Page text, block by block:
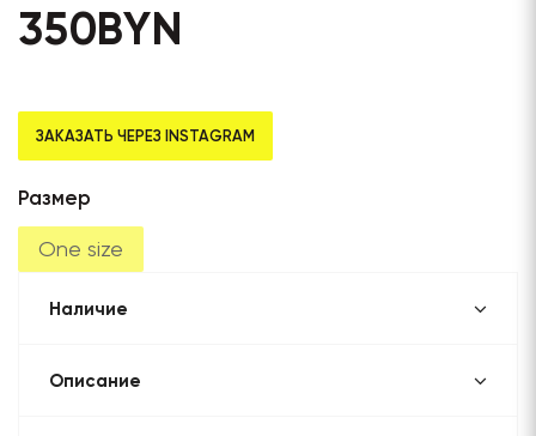
350BYN
ЗАКАЗАТЬ ЧЕРЕЗ INSTAGRAM
Размер
One size
Наличие
Описание